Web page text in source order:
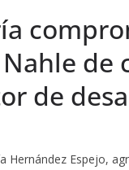
de
de
Hernández Espejo,